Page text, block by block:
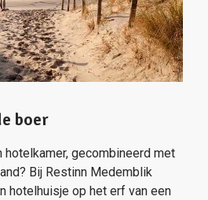
boer
hotelkamer, gecombineerd met
Bij Restinn Medemblik
hotelhuisje op het erf van een